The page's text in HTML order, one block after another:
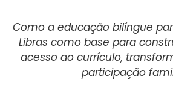
Como a educação bilíngue
Libras como base para
acesso ao currículo,
participação